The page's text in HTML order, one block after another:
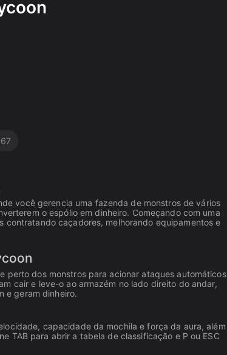
você gerencia uma fazenda de monstros de vários
o espólio em dinheiro. Começando com uma
contratando caçadores, melhorando equipamentos e
perto dos monstros para acionar ataques automáticos
cair e leve-o ao armazém no lado direito do andar,
e geram dinheiro.
capacidade da mochila e força da aura, além
TAB para abrir a tabela de classificação e P ou ESC